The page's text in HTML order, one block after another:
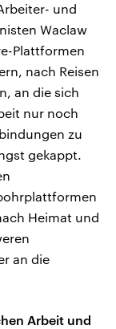
und
Waclaw
Plattformen
nach Reisen
an die sich
nur noch
zu
gekappt.
Heimat und
an die
Arbeit und